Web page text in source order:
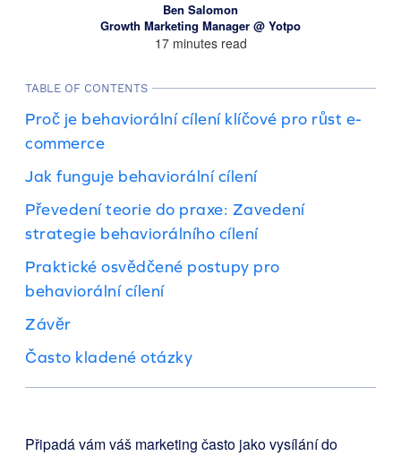
Ben Salomon
Growth Marketing Manager @ Yotpo
17 minutes read
TABLE OF CONTENTS
Proč je behaviorální cílení klíčové pro růst e-
commerce
Jak funguje behaviorální cílení
Převedení teorie do praxe: Zavedení
strategie behaviorálního cílení
Praktické osvědčené postupy pro
behaviorální cílení
Závěr
Často kladené otázky
Připadá vám váš marketing často jako vysílání do